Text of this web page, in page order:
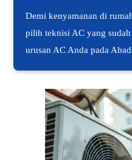
Demi kenyamanan di
pilih teknisi AC yang
urusan AC Anda pada